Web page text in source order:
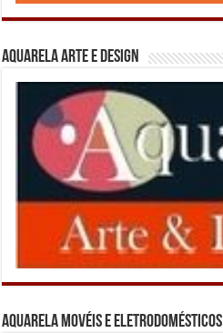
Aquarela Arte e Design
Aquarela Movéis e Eletrodomésticos